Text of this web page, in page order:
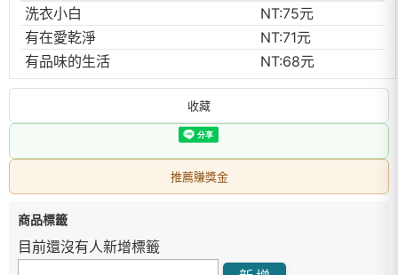
洗衣小白
NT:75元
有在愛乾淨
NT:71元
有品味的生活
NT:68元
收藏
推薦賺獎金
商品標籤
目前還沒有人新增標籤